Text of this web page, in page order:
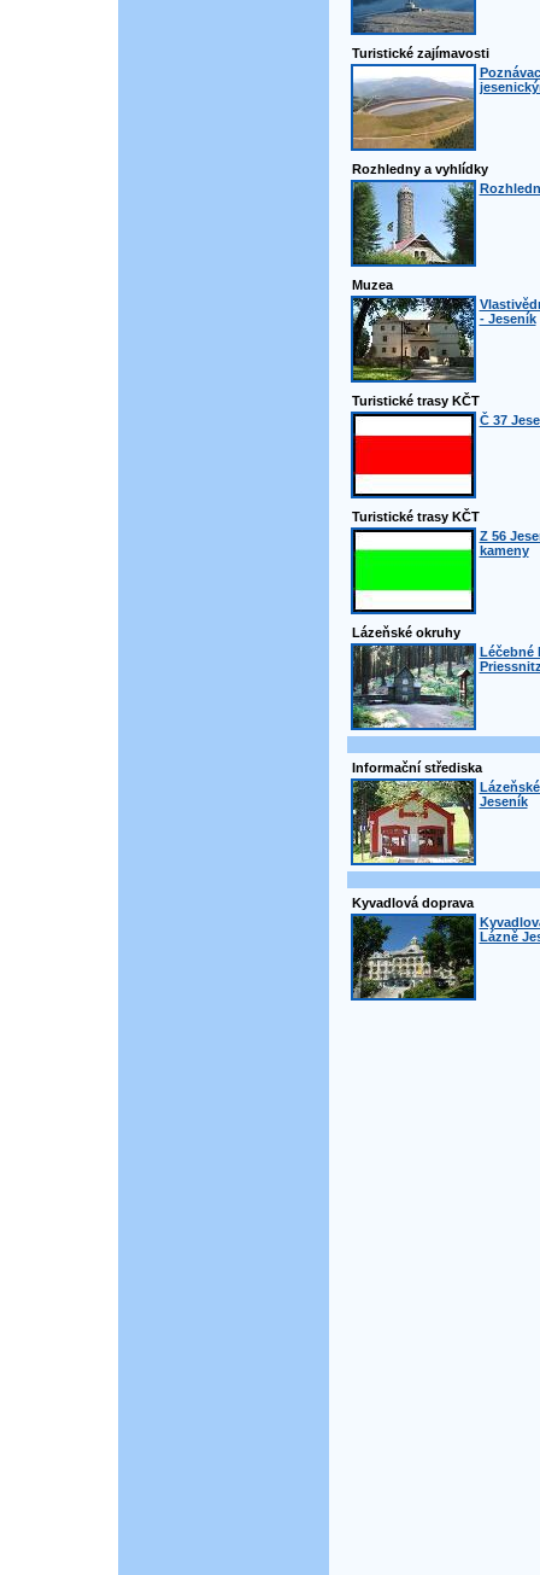
Turistické zajímavosti
Rozhledny a vyhlídky
Muzea
- Jeseník
Turistické trasy KČT
Č 37
Turistické trasy KČT
Z 56
kameny
Lázeňské okruhy
Léčebné
Informační střediska
Jeseník
Kyvadlová doprava
Lázně